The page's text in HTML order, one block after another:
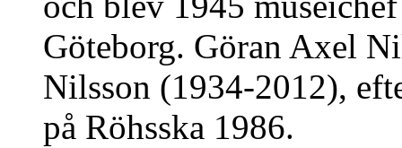
Göteborg. Göran Axel
Nilsson (1934-2012),
på Röhsska 1986.